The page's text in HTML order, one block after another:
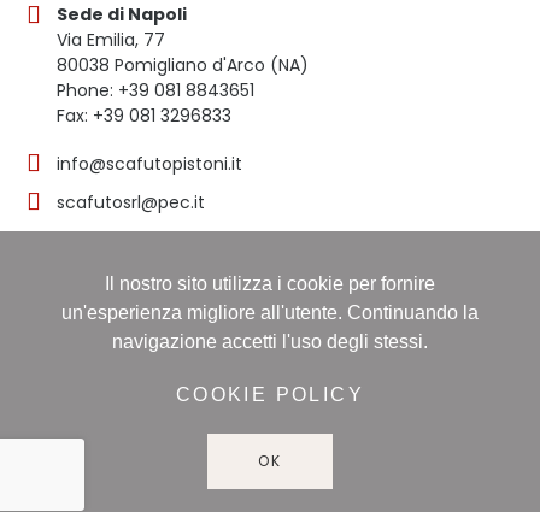
Sede di Napoli
Via Emilia, 77
80038 Pomigliano d'Arco (NA)
Phone: +39 081 8843651
Fax: +39 081 3296833
info@scafutopistoni.it
scafutosrl@pec.it
© 2023 SCAFUTO S.R.L. | TUTTI I DIRITTI RISERVATI | P.
IVA 03536691219
16/11/1998, Numero REA: NA-608490 - Capitale sociale:
60.000,00 i.v
Il nostro sito utilizza i cookie per fornire
un'esperienza migliore all'utente. Continuando la
navigazione accetti l'uso degli stessi.
COOKIE POLICY
OK